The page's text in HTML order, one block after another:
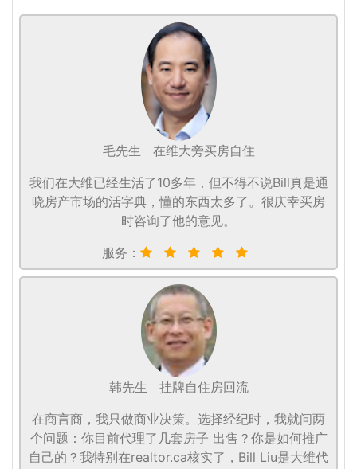
毛先生
在维大旁买房自住
我们在大维已经生活了10多年，但不得不说Bill真是通
晓房产市场的活字典，懂的东西太多了。很庆幸买房
时咨询了他的意见。
服务：
韩先生
挂牌自住房回流
在商言商，我只做商业决策。选择经纪时，我就问两
个问题：你目前代理了几套房子 出售？你是如何推广
自己的？我特别在realtor.ca核实了，Bill Liu是大维代